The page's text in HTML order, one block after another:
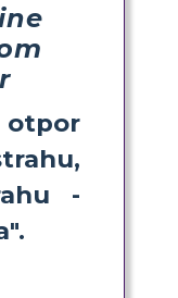
otpor
-